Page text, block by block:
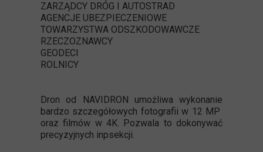
ZARZĄDCY DRÓG I AUTOSTRAD
AGENCJE UBEZPIECZENIOWE
TOWARZYSTWA ODSZKODOWAWCZE
RZECZOZNAWCY
GEODECI
ROLNICY
Dron od NAVIDRON umożliwa wykonanie
bardzo szczegółowych fotografii w 12 MP
oraz filmów w 4K. Pozwala to dokonywać
precyzyjnych inpsekcji.